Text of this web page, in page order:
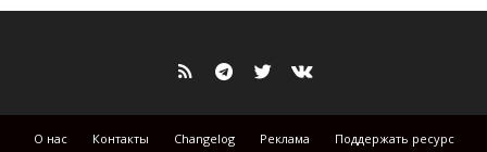
О нас Контакты Changelog Реклама Поддержать ресурс